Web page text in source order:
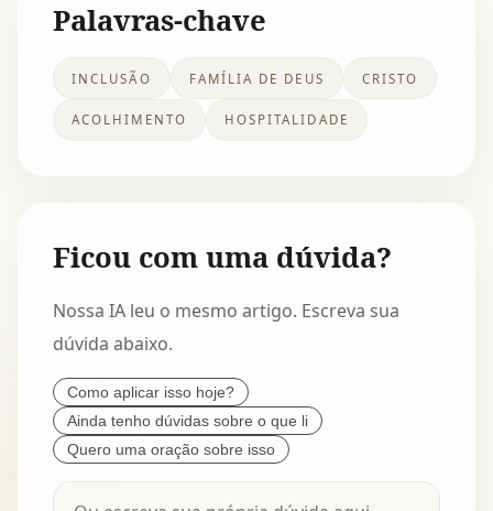
Palavras-chave
INCLUSÃO FAMÍLIA DE DEUS CRISTO
ACOLHIMENTO HOSPITALIDADE
Ficou com uma dúvida?
Nossa IA leu o mesmo artigo. Escreva sua
dúvida abaixo.
Como aplicar isso hoje?
Ainda tenho dúvidas sobre o que li
Quero uma oração sobre isso